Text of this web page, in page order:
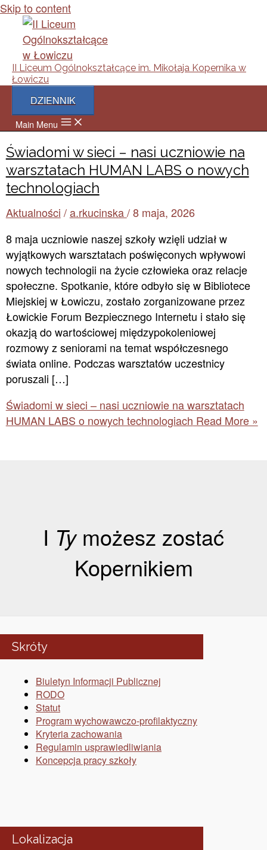
Skip to content
II Liceum Ogólnokształcące im. Mikołaja Kopernika w
Łowiczu
DZIENNIK
Main Menu
Świadomi w sieci – nasi uczniowie na
warsztatach HUMAN LABS o nowych
technologiach
Aktualności /a.rkucinska/8 maja, 2026
8 maja uczniowie naszej szkoły wzięli udział w
wyjątkowych warsztatach poświęconych wpływowi
nowych technologii na życie człowieka oraz relacje
społeczne. Spotkanie, które odbyło się w Bibliotece
Miejskiej w Łowiczu, zostało zorganizowane przez
Łowickie Forum Bezpiecznego Internetu i stało się
okazją do wartościowej międzypokoleniowej
rozmowy z seniorami na temat współczesnego
świata online. Podczas warsztatów uczestnicy
poruszali […]
Świadomi w sieci – nasi uczniowie na warsztatach
HUMAN LABS o nowych technologiach Read More »
I Tymożesz zostać
Kopernikiem
Skróty
Biuletyn Informacji Publicznej
RODO
Statut
Program wychowawczo-profilaktyczny
Kryteria zachowania
Regulamin usprawiedliwiania
Koncepcja pracy szkoły
Lokalizacja